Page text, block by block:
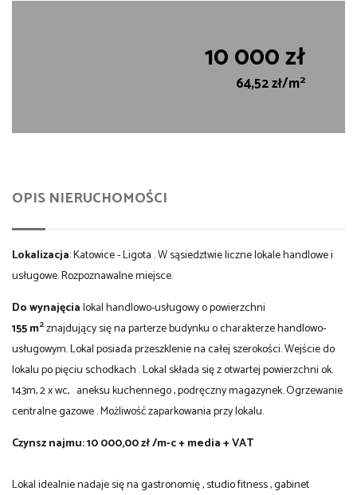
10 000 zł
64,52 zł/m2
OPIS NIERUCHOMOŚCI
Lokalizacja: Katowice - Ligota . W sąsiedztwie liczne lokale handlowe i
usługowe. Rozpoznawalne miejsce.
Do wynajęcialokal handlowo-usługowy o powierzchni
155m2znajdujący się na parterze budynku o charakterze handlowo-
usługowym. Lokal posiada przeszklenie na całej szerokości. Wejście do
lokalu po pięciu schodkach . Lokal składa się z otwartej powierzchni ok.
143m, 2 x wc, aneksu kuchennego , podręczny magazynek. Ogrzewanie
centralne gazowe . Możliwość zaparkowania przy lokalu.
Czynsz najmu: 10 000,00 zł /m-c + media + VAT
Lokal idealnie nadaje się na gastronomię , studio fitness , gabinet